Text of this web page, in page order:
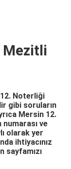
Mezitli
Noterliği
gibi soruların
Mersin 12.
ve
olarak yer
ihtiyacınız
sayfamızı